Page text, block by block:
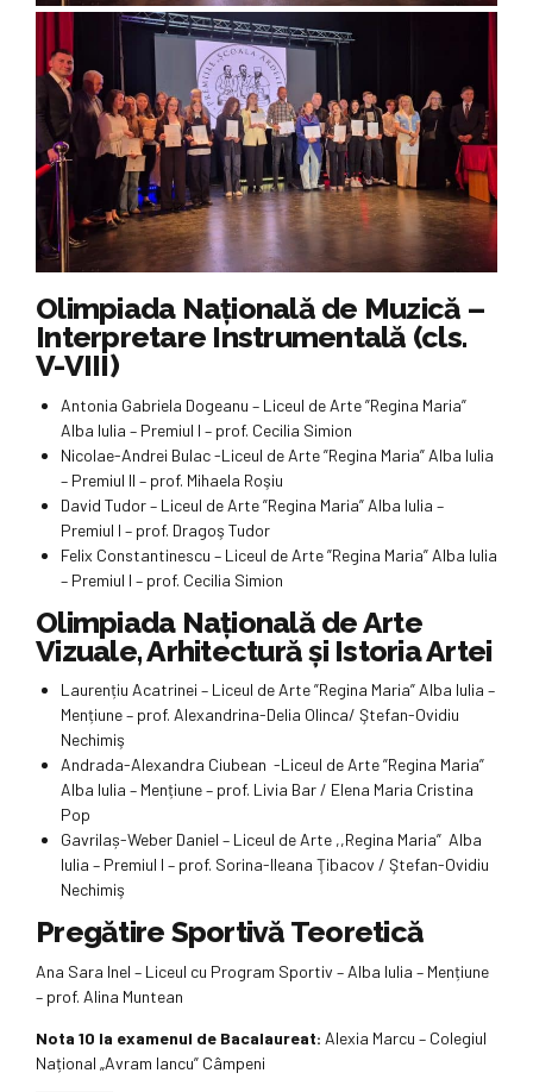
Olimpiada Națională de Muzică –
Interpretare Instrumentală (cls.
V-VIII)
Antonia Gabriela Dogeanu – Liceul de Arte ”Regina Maria”
Alba Iulia – Premiul I – prof. Cecilia Simion
Nicolae-Andrei Bulac -Liceul de Arte ”Regina Maria” Alba Iulia
– Premiul II – prof. Mihaela Roşiu
David Tudor – Liceul de Arte ”Regina Maria” Alba Iulia –
Premiul I – prof. Dragoş Tudor
Felix Constantinescu – Liceul de Arte ”Regina Maria” Alba Iulia
– Premiul I – prof. Cecilia Simion
Olimpiada Națională de Arte
Vizuale, Arhitectură și Istoria Artei
Laurențiu Acatrinei – Liceul de Arte ”Regina Maria” Alba Iulia –
Mențiune – prof. Alexandrina-Delia Olinca/ Ştefan-Ovidiu
Nechimiş
Andrada-Alexandra Ciubean -Liceul de Arte ”Regina Maria”
Alba Iulia – Mențiune – prof. Livia Bar / Elena Maria Cristina
Pop
Gavrilaș-Weber Daniel – Liceul de Arte ,,Regina Maria” Alba
Iulia – Premiul I – prof. Sorina-Ileana Ţibacov / Ştefan-Ovidiu
Nechimiş
Pregătire Sportivă Teoretică
Ana Sara Inel – Liceul cu Program Sportiv – Alba Iulia – Mențiune
– prof. Alina Muntean
Nota 10 la examenul de Bacalaureat: Alexia Marcu – Colegiul
Național „Avram Iancu” Câmpeni